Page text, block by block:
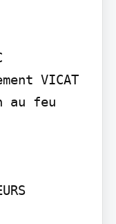
VICAT
au feu